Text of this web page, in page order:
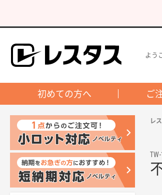
よう
初めての方へ ご
レ